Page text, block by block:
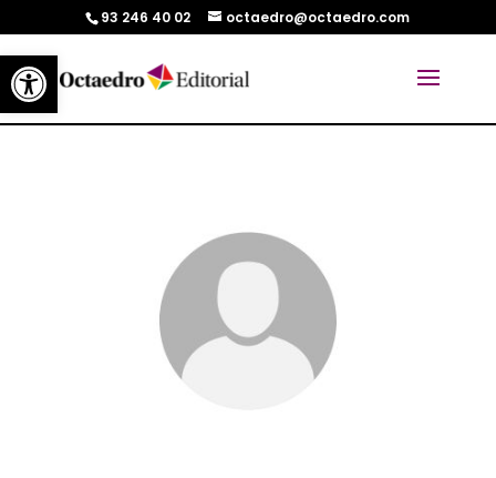
Abrir barra de herramientas
93 246 40 02 octaedro@octaedro.com